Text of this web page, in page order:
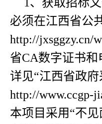
必须在江西省公
http://jxsggzy.cn/
省CA数字证书
详见“江西省政府
http://www.ccgp-
本项目采用“不